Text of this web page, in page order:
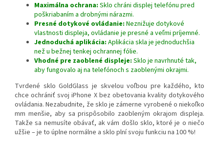
Maximálna ochrana: Sklo chráni displej telefónu pred
poškriabaním a drobnými nárazmi.
Presné dotykové ovládanie: Neznižuje dotykové
vlastnosti displeja, ovládanie je presné a veľmi príjemné.
Jednoduchá aplikácia: Aplikácia skla je jednoduchšia
než u bežnej tenkej ochrannej fólie.
Vhodné pre zaoblené displeje: Sklo je navrhnuté tak,
aby fungovalo aj na telefónoch s zaoblenými okrajmi.
Tvrdené sklo GoldGlass je skvelou voľbou pre každého, kto
chce ochrániť svoj iPhone X bez obetovania kvality dotykového
ovládania. Nezabudnite, že sklo je zámerne vyrobené o niekoľko
mm menšie, aby sa prispôsobilo zaobleným okrajom displeja.
Takže sa nemusíte obávať, ak vám došlo sklo, ktoré je o niečo
užšie – je to úplne normálne a sklo plní svoju funkciu na 100 %!